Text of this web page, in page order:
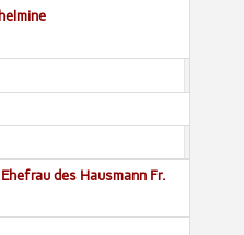
des Hausmann Fr.